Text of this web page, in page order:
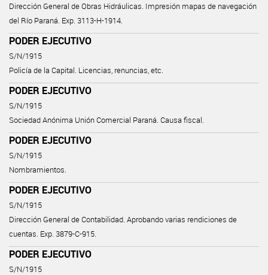
Dirección General de Obras Hidráulicas. Impresión mapas de navegación
del Río Paraná. Exp. 3113-H-1914.
PODER EJECUTIVO
S/N/1915
Policía de la Capital. Licencias, renuncias, etc.
PODER EJECUTIVO
S/N/1915
Sociedad Anónima Unión Comercial Paraná. Causa fiscal.
PODER EJECUTIVO
S/N/1915
Nombramientos.
PODER EJECUTIVO
S/N/1915
Dirección General de Contabilidad. Aprobando varias rendiciones de
cuentas. Exp. 3879-C-915.
PODER EJECUTIVO
S/N/1915